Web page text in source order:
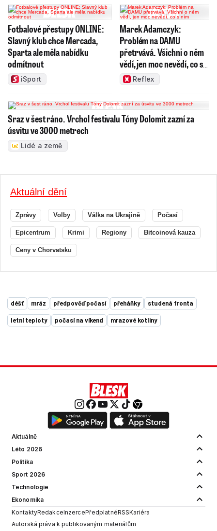
Fotbalové přestupy ONLINE:
Slavný klub chce Mercada,
Sparta ale měla nabídku
odmítnout
iSport
Marek Adamczyk:
Problém na DAMU
přetrvává. Všichni o něm
vědí, jen moc nevědí, co s
nímReflex
Sraz v šest ráno. Vrchol festivalu Tóny Dolomit zazní za
úsvitu ve 3000 metrech
Lidé a země
Aktuální dění
Zprávy Volby Válka na Ukrajině Počasí
Epicentrum Krimi Regiony Bitcoinová kauza
Ceny v Chorvatsku
déšť mráz předpověď počasí přeháňky studená fronta
letní teploty počasí na víkend mrazové kotliny
Aktuálně
Léto 2026
Politika
Sport 2026
Technologie
Ekonomika
KontaktyRedakceInzercePředplatnéRSSKariéra
Autorská práva k publikovaným materiálům